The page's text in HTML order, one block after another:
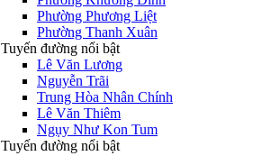
Phường Phương Liệt
Phường Thanh Xuân
Tuyến đường nổi bật
Lê Văn Lương
Nguyễn Trãi
Trung Hòa Nhân Chính
Lê Văn Thiêm
Ngụy Như Kon Tum
Tuyến đường nổi bật